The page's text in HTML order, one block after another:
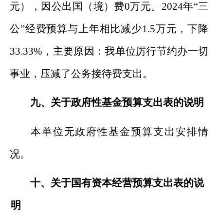
元） ，因公出国（境）费0万元。 2024年“三
公”经费预算与上年相比减少1.5万元 ，下降
33.33% ， 主要原因 ：我单位厉行节约办一切
事业， 压减了公务接待费支出。
九、关于政府性基金预算支出表的说明
本单位无政府性基金预算支出安排情
况。
十、关于国有资本经营预算支出表的说
明